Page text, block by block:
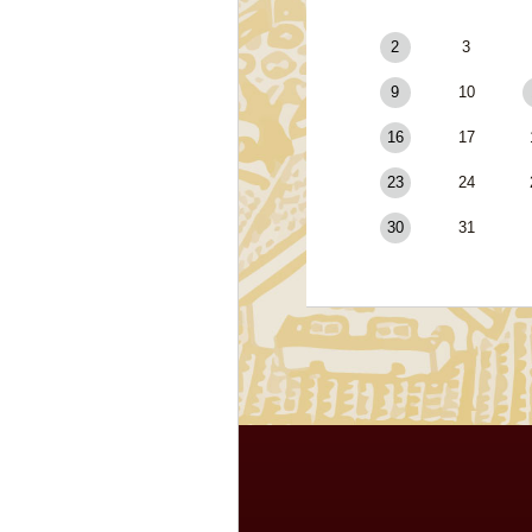
2 3
9 10
16 17
23 24
30 31